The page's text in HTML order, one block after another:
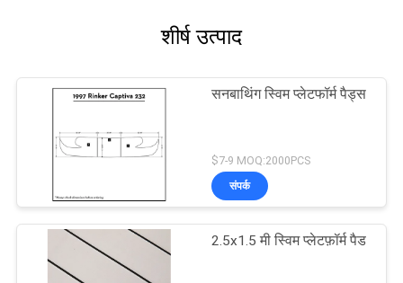
शीर्ष उत्पाद
सनबाथिंग स्विम प्लेटफॉर्म पैड्स
$7-9 MOQ:2000PCS
संपर्क
2.5x1.5 मी स्विम प्लेटफ़ॉर्म पैड